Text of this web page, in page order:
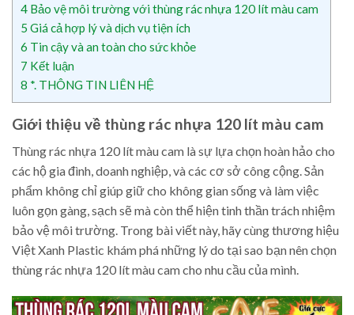
4 Bảo vệ môi trường với thùng rác nhựa 120 lít màu cam
5 Giá cả hợp lý và dịch vụ tiện ích
6 Tin cậy và an toàn cho sức khỏe
7 Kết luận
8 *. THÔNG TIN LIÊN HỆ
Giới thiệu về thùng rác nhựa 120 lít màu cam
Thùng rác nhựa 120 lít màu cam là sự lựa chọn hoàn hảo cho
các hộ gia đình, doanh nghiệp, và các cơ sở công cộng. Sản
phẩm không chỉ giúp giữ cho không gian sống và làm việc
luôn gọn gàng, sạch sẽ mà còn thể hiện tinh thần trách nhiệm
bảo vệ môi trường. Trong bài viết này, hãy cùng thương hiệu
Việt Xanh Plastic khám phá những lý do tại sao bạn nên chọn
thùng rác nhựa 120 lít màu cam cho nhu cầu của mình.